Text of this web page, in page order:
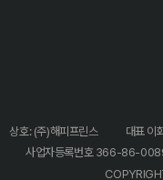
상호: (주)해피프린스 대표 이
사업자등록번호 366-86-